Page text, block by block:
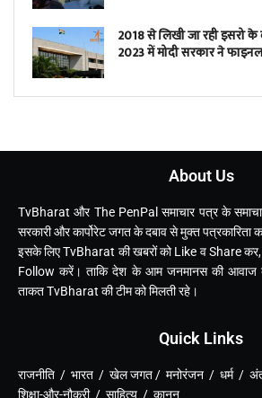
2018 से लिखी जा रही इसरो के
2023 में मोदी सरकार ने
About Us
TvBharat और The PenPal समाचार पत्र के
सरकारी और कार्पोरेट जगत के दबाव से मुक्त पत्रकारिता
इसके लिए TvBharat की खबरों को Like व Share कर,
Follow करें। ताकि देश के आम जनमानस की आवाज
ताकत TvBharat की टीम को मिलती रहे।
Quick Links
राजनीति / भारत / खेल जगत / मनोरंजन / धर्म /
शिक्षा-और-नौकरी / साहित्य / कानून